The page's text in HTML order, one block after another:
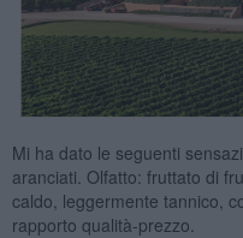
Mi ha dato le seguenti
aranciati. Olfatto: fruttato di
caldo, leggermente tannico,
rapporto qualità-prezzo.